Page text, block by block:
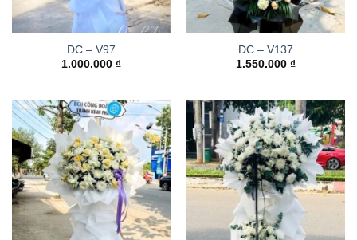
ĐC – V97
1.000.000 ₫
ĐC – V137
1.550.000 ₫